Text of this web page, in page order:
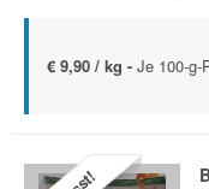
€ 9,90 / kg - Je 100-g-